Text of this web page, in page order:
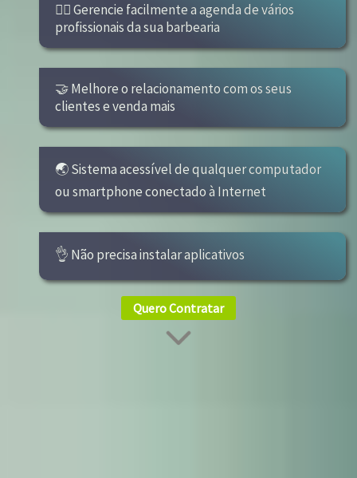
👩‍⚕ Gerencie facilmente a agenda de vários
profissionais da sua barbearia
🤝 Melhore o relacionamento com os seus
clientes e venda mais
🌏 Sistema acessível de qualquer computador
ou smartphone conectado à Internet
👌 Não precisa instalar aplicativos